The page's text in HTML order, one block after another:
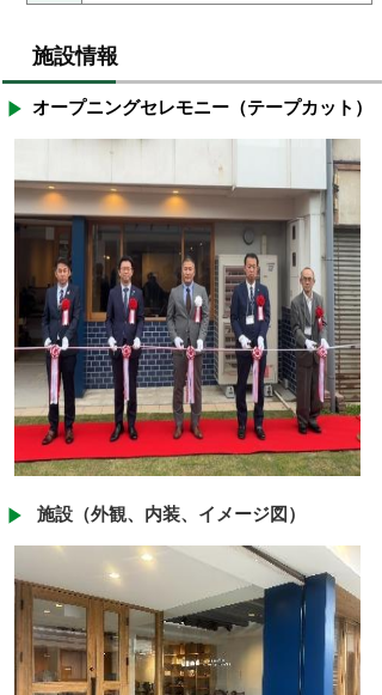
施設情報
オープニングセレモニー（テープカット）
施設（外観、内装、イメージ図）